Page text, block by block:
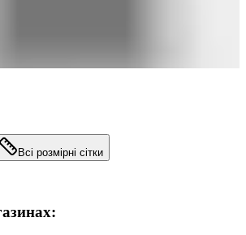
Всі розмірні сітки